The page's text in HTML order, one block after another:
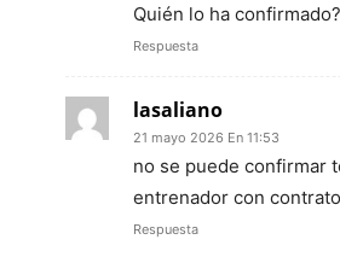
Quién lo ha confirmado?
Respuesta
lasaliano
21 mayo 2026 En 11:53
no se puede confirmar
entrenador con
Respuesta